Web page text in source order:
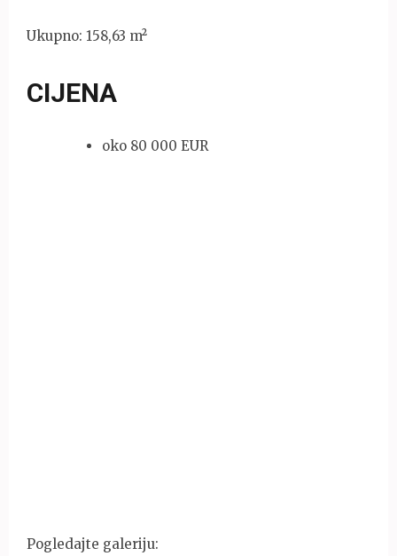
Ukupno: 158,63 m²
CIJENA
oko 80 000 EUR
Pogledajte galeriju: